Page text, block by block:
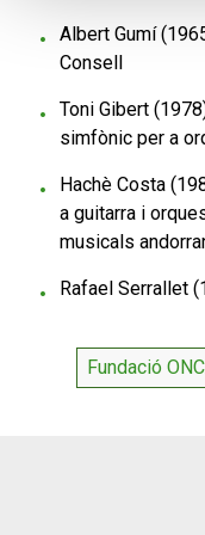
Albert Gumí
Consell
Toni Gibert
simfònic per a
Hachè Costa
a guitarra i
musicals
Rafael Serrallet
Fundació